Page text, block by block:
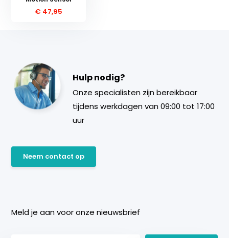
€ 47,95
Hulp nodig?
Onze specialisten zijn bereikbaar
tijdens werkdagen van 09:00 tot 17:00
uur
Neem contact op
Meld je aan voor onze nieuwsbrief